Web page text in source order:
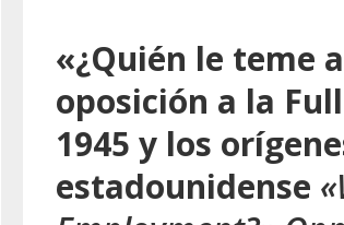
«¿Quién le teme
oposición a la
1945 y los
estadounidense